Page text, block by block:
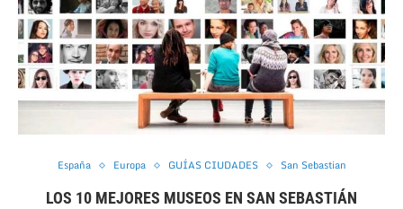
España Europa GUÍAS CIUDADES San Sebastian
LOS 10 MEJORES MUSEOS EN SAN SEBASTIÁN